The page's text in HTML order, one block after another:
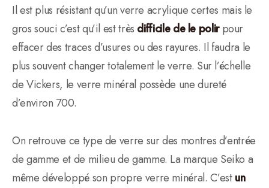
Il est plus résistant qu’un verre acrylique certes mais le
gros souci c’est qu’il est très difficile de le polirpour
effacer des traces d’usures ou des rayures. Il faudra le
plus souvent changer totalement le verre. Sur l’échelle
de Vickers, le verre minéral possède une dureté
d’environ 700.
On retrouve ce type de verre sur des montres d’entrée
de gamme et de milieu de gamme. La marque Seiko a
même développé son propre verre minéral. C’estun